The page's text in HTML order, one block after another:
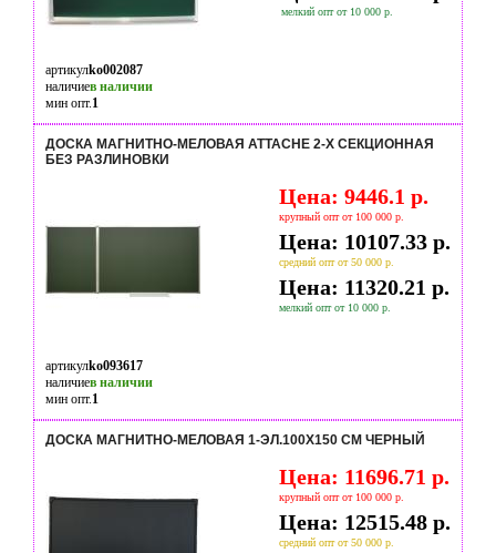
мелкий опт от 10 000 р.
артикулko002087
наличиев наличии
мин опт.1
ДОСКА МАГНИТНО-МЕЛОВАЯ ATTACHE 2-Х СЕКЦИОННАЯ
БЕЗ РАЗЛИНОВКИ
Цена: 9446.1 р.
крупный опт от 100 000 р.
Цена: 10107.33 р.
средний опт от 50 000 р.
Цена: 11320.21 р.
мелкий опт от 10 000 р.
артикулko093617
наличиев наличии
мин опт.1
ДОСКА МАГНИТНО-МЕЛОВАЯ 1-ЭЛ.100X150 СМ ЧЕРНЫЙ
Цена: 11696.71 р.
крупный опт от 100 000 р.
Цена: 12515.48 р.
средний опт от 50 000 р.